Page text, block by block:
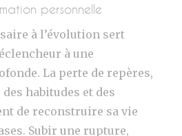
personnelle
à l’évolution sert
à une
La perte de repères,
habitudes et des
de reconstruire sa vie
Subir une rupture,